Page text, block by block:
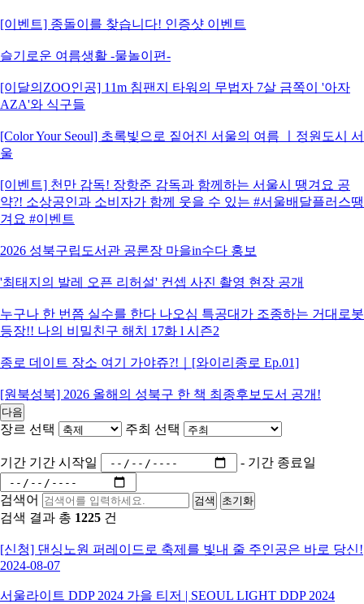
[이벤트] 종돌이를 찾습니다! 인증샷 이벤트
슬기로운 여름생활 -물놀이편-
[이달의ZOO인공] 11m 침팬지 타워의 무법자 7살 금쪽이 '아자
AZA'와 식구들
[Color Your Seoul] 초록빛으로 짙어진 서울의 여름 ㅣ정원도시 서
울
[이벤트] 천만 감독! 장항준 감독과 함께하는 서울시 땡겨요 공
약?! 소상공인과 소비자가 함께 웃을 수 있는 #서울배달플러스땡
겨요 #이벤트
2026 성북구립도서관 공론장 마을in수다 홍보
'최태지의 발레 오픈 리허설' 컨셉 사진 촬영 현장 공개
누구나 한 번쯤 실수를 한다 나오심 특공대가 조종하는 거대로봇
등장!! 나의 비밀친구 해치 17화 l 시즌2
종로 데이트 장소 여기 가야쥬?!｜[와이리종로 Ep.01]
[원북성북] 2026 올해의 성북구 한 책 최종후보도서 공개!
다음
장르 선택 주최 선택
기간 기간 시작일 - 기간 종료일
검색어 검색 초기화
검색 결과 총 1225 건
[신청] 댄싱노원 퍼레이드로 축제를 빛내 줄 주인공은 바로 당신!
2024-08-07
서울라이트 DDP 2024 가을 티저 | SEOUL LIGHT DDP 2024